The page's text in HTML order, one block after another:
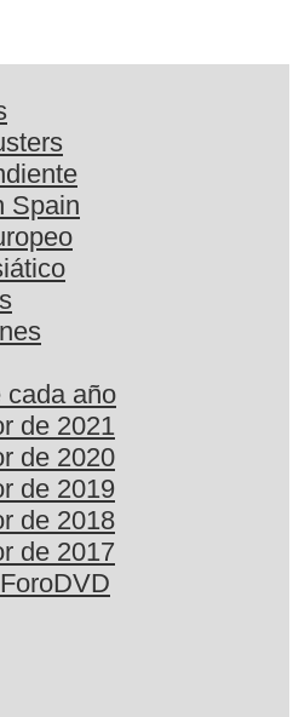
Spain
cada año
de 2021
de 2020
de 2019
de 2018
de 2017